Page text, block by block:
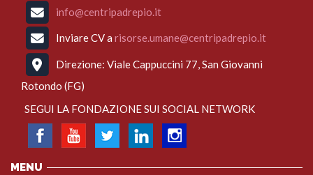
info@centripadrepio.it
Inviare CV a risorse.umane@centripadrepio.it
Direzione: Viale Cappuccini 77, San Giovanni
Rotondo (FG)
SEGUI LA FONDAZIONE SUI SOCIAL NETWORK
MENU